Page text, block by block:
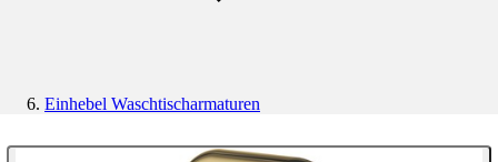
Einhebel Waschtischarmaturen